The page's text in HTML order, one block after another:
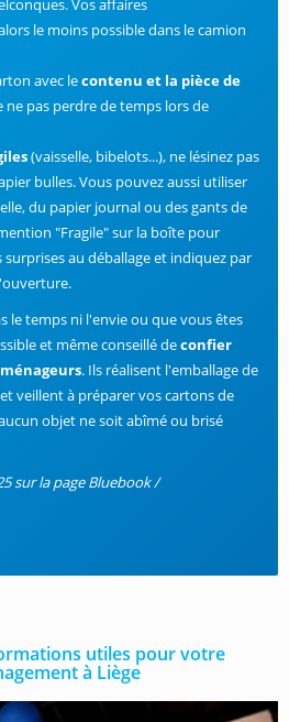
Vos affaires
le moins possible dans le camion
avec lecontenu et la pièce de
ne pas perdre de temps lors de
(vaisselle, bibelots...), ne lésinez pas
bulles. Vous pouvez aussi utiliser
du papier journal ou des gants de
"Fragile" sur la boîte pour
surprises au déballage et indiquez par
le temps ni l'envie ou que vous êtes
et même conseillé deconfier
. Ils réalisent l'emballage de
veillent à préparer vos cartons de
objet ne soit abîmé ou brisé
sur la page Bluebook /
utiles pour votre
à Liège